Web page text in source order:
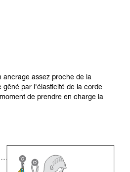
ancrage assez proche de la
gêné par l'élasticité de la corde
de prendre en charge la